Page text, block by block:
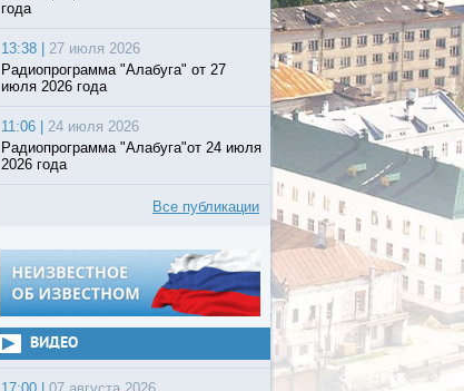
года
13:38 |
27 июля 2026
Радиопрограмма "Алабуга" от 27
июля 2026 года
11:06 |
24 июля 2026
Радиопрограмма "Алабуга"от 24 июля
2026 года
Все публикации
ВИДЕО